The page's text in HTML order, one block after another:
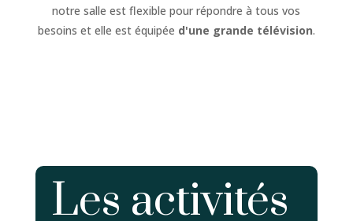
notre salle est flexible pour répondre à tous vos
besoins et elle est équipée d'une grande télévision.
Les activités